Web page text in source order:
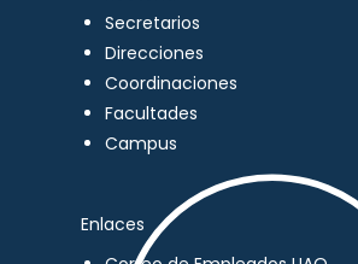
Secretarios
Direcciones
Coordinaciones
Facultades
Campus
Enlaces